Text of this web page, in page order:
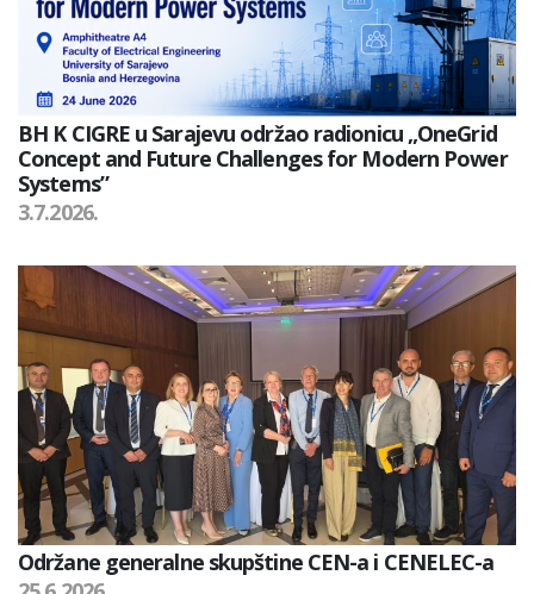
BH K CIGRE u Sarajevu održao radionicu „OneGrid
Concept and Future Challenges for Modern Power
Systems”
3.7.2026.
Održane generalne skupštine CEN-a i CENELEC-a